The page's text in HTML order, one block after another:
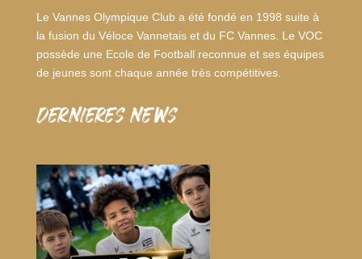
Le Vannes Olympique Club a été fondé en 1998 suite à
la fusion du Véloce Vannetais et du FC Vannes. Le VOC
possède une Ecole de Football reconnue et ses équipes
de jeunes sont chaque année très compétitives.
dernieres news